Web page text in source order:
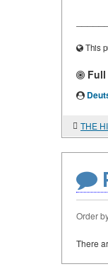
This
Order
There